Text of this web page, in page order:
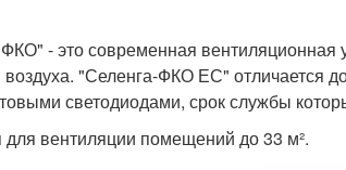
- это современная вентиляционная
"Селенга-ФКО ЕС" отличается
светодиодами, срок службы
вентиляции помещений до 33 м².